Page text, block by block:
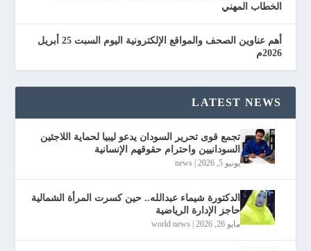
الخطاب المهني
أهم عناوين الصحف والمواقع الإلكترونية اليوم السبت 25 أبريل
2026م
LATEST NEWS
تجمع قوى تحرير السودان يدعو ليبيا لحماية اللاجئين
السودانيين واحترام حقوقهم الإنسانية
يونيو 5, 2026 |
news
الدكتورة شيماء عبدالله.. حين كسرت المرأة الشمالية
حاجز الإدارة الرياضية
مايو 26, 2026 |
world news